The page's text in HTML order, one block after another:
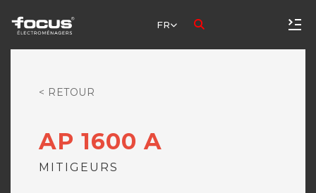
FR
< RETOUR
AP 1600 A
MITIGEURS